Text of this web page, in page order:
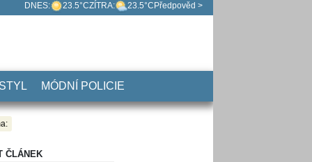
DNES: 23.5°CZÍTRA: 23.5°C Předpověd >
MÓDNÍ POLICIE
ČLÁNEK